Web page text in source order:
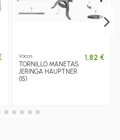
Vacas
TORNILLO MANETAS
JERINGA HAUPTNER
(15)
1,82 €